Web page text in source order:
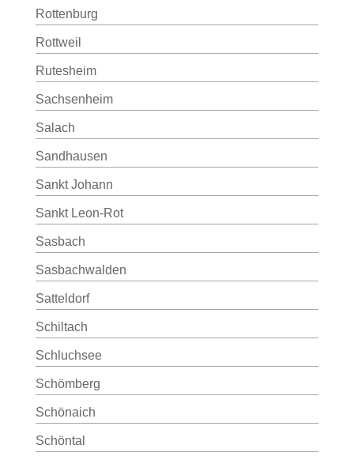
Rottenburg
Rottweil
Rutesheim
Sachsenheim
Salach
Sandhausen
Sankt Johann
Sankt Leon-Rot
Sasbach
Sasbachwalden
Satteldorf
Schiltach
Schluchsee
Schömberg
Schönaich
Schöntal